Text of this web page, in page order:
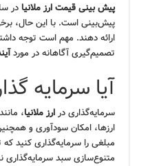
پیش بینی قیمت ارز ملانیا در
پیش‌بینی است. با این حال،
ارائه دهند. مهم است توجه
تصمیم‌گیری آگاهانه در مورد
آیا سرمایه
سرمایه‌گذاری درارز ملانیا،
ارزها، امکان سودآوری و
مبلغی را سرمایه‌گذاری کنید
متنوع‌سازی سبد